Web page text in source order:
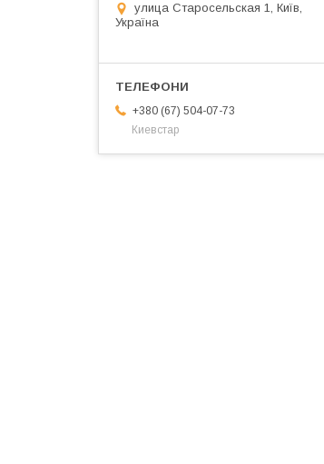
улица Старосельская 1, Київ,
Україна
+380 (67) 504-07-73
Киевстар